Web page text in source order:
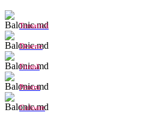
Tematică
Desene
Formă
Pentru
Culoare